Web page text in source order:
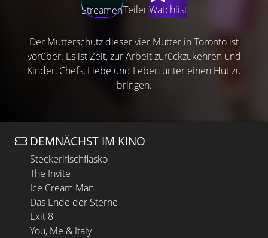
StreamenTeilenWatchlist
Der Mutterschutz dieser vier Mütter in Toronto ist
vorüber. Es ist Zeit, zur Arbeit zurückzukehren und
Kinder, Chefs, Liebe und Leben unter einen Hut zu
bringen.
DEMNÄCHST IM KINO
Steckerlfischfiasko
The Invite
Ice Cream Man
Das Ende der Sterne
Exit 8
You, Me & Italy